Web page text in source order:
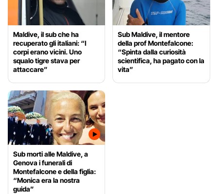
Maldive, il sub che ha
recuperato gli italiani: “I
corpi erano vicini. Uno
squalo tigre stava per
attaccare”
Sub Maldive, il mentore
della prof Montefalcone:
“Spinta dalla curiosità
scientifica, ha pagato con la
vita”
Sub morti alle Maldive, a
Genova i funerali di
Montefalcone e della figlia:
“Monica era la nostra
guida”